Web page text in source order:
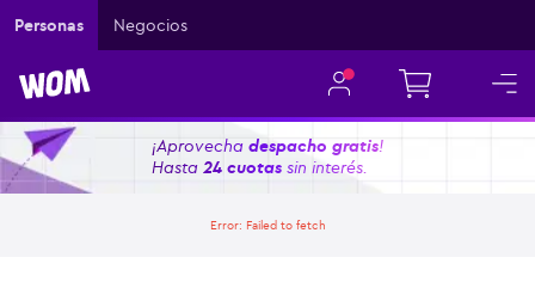
Personas Negocios
¡Aprovecha despacho gratis!
Hasta 24 cuotas sin interés.
Error: Failed to fetch